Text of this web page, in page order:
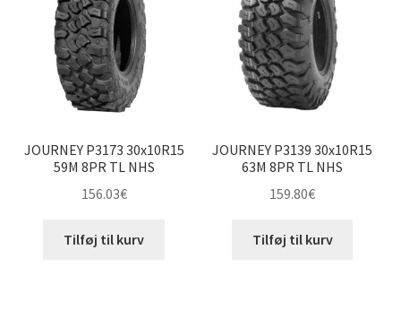
JOURNEY P3173 30x10R15
59M 8PR TL NHS
156.03€
Tilføj til kurv
JOURNEY P3139 30x10R15
63M 8PR TL NHS
159.80€
Tilføj til kurv